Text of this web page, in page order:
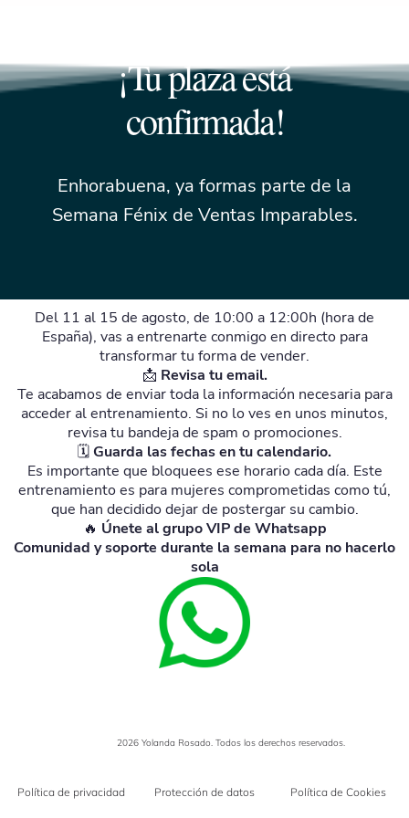
¡Tu plaza está
confirmada!
Enhorabuena, ya formas parte de la
Semana Fénix de Ventas Imparables.
Del 11 al 15 de agosto, de 10:00 a 12:00h (hora de
España), vas a entrenarte conmigo en directo para
transformar tu forma de vender.
📩 Revisa tu email.
Te acabamos de enviar toda la información necesaria para
acceder al entrenamiento. Si no lo ves en unos minutos,
revisa tu bandeja de spam o promociones.
🗓️Guarda las fechas en tu calendario.
Es importante que bloquees ese horario cada día. Este
entrenamiento es para mujeres comprometidas como tú,
que han decidido dejar de postergar su cambio.
🔥 Únete al grupo VIP de Whatsapp
Comunidad y soporte durante la semana para no hacerlo
sola
2026 Yolanda Rosado. Todos los derechos reservados.
Política de privacidad Protección de datos Política de Cookies